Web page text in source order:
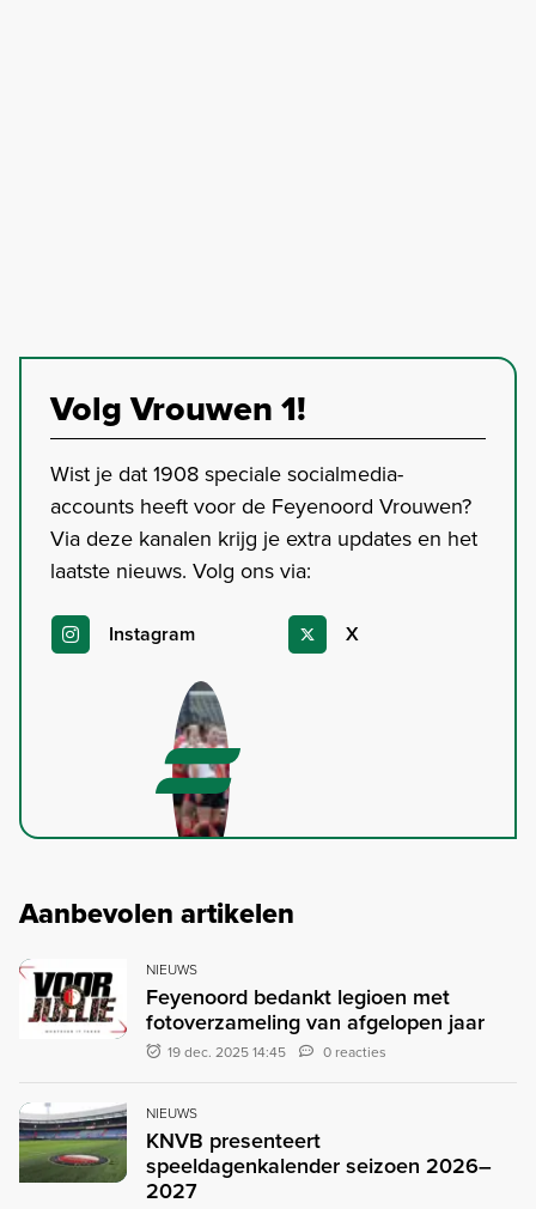
Volg Vrouwen 1!
Wist je dat 1908 speciale socialmedia-
accounts heeft voor de Feyenoord Vrouwen?
Via deze kanalen krijg je extra updates en het
laatste nieuws. Volg ons via:
Instagram X
Aanbevolen artikelen
NIEUWS
Feyenoord bedankt legioen met
fotoverzameling van afgelopen jaar
19 dec. 2025 14:45 0 reacties
NIEUWS
KNVB presenteert
speeldagenkalender seizoen 2026–
2027